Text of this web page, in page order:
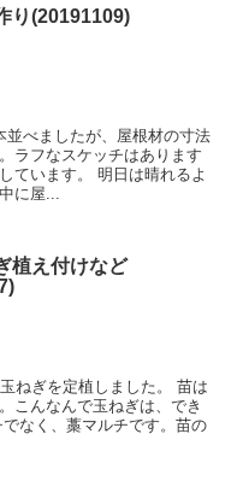
り(20191109)
並べましたが、屋根材の寸法
ラフなスケッチはあります
ています。 明日は晴れるよ
に屋...
植え付けなど
ねぎを定植しました。 苗は
こんなんで玉ねぎは、でき
なく、藁マルチです。苗の